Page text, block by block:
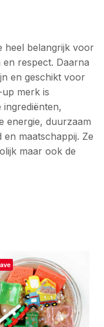
heel belangrijk voor
respect. Daarna
en geschikt voor
merk is
ingrediënten,
energie, duurzaam
maatschappij. Ze
maar ook de